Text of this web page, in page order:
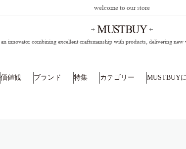
welcome to our store
an innovator combining excellent craftsmanship with products,delivering new
価値観 ブランド 特集 カテゴリー MUSTBUY